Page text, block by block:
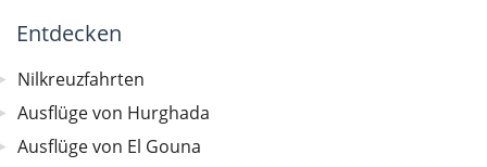
Entdecken
Nilkreuzfahrten
Ausflüge von Hurghada
Ausflüge von El Gouna